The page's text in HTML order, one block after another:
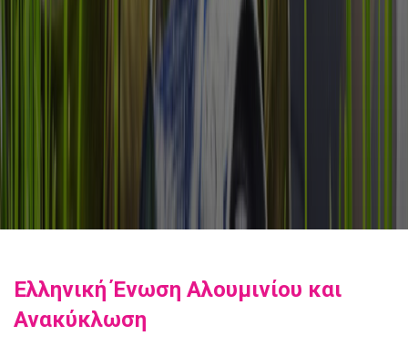
Ελληνική Ένωση Αλουμινίου και
Ανακύκλωση